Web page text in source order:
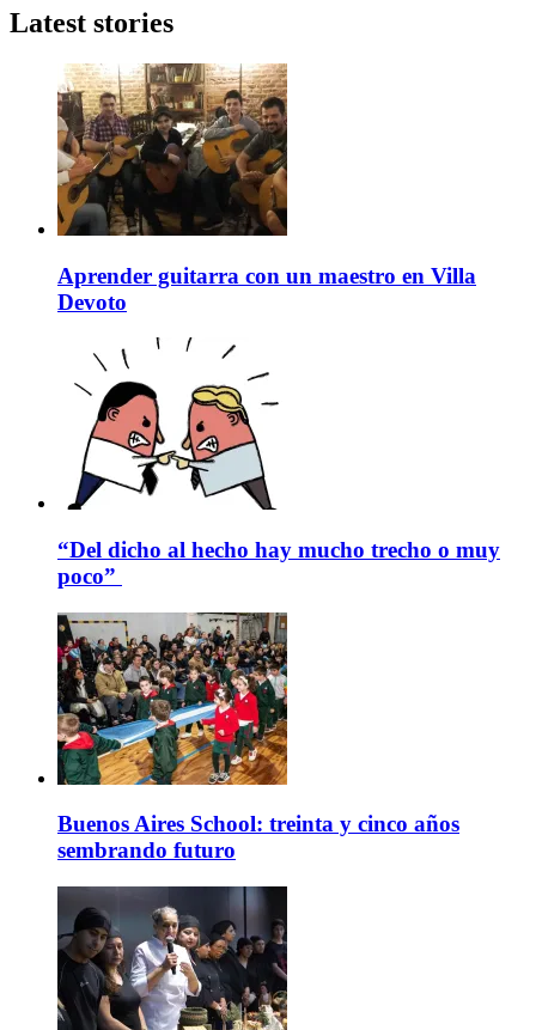
Latest stories
Aprender guitarra con un maestro en Villa
Devoto
“Del dicho al hecho hay mucho trecho o muy
poco”
Buenos Aires School: treinta y cinco años
sembrando futuro